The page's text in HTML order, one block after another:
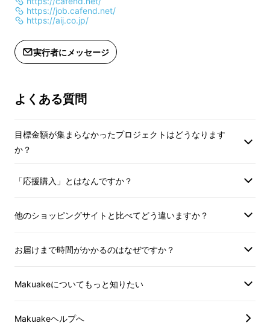
イメージする美味しいコーヒーを表現すべく、
どの店舗にもオリジナルのブレンドコーヒーの
製造を依頼しました。
は味わうことが出来ない何重にも重なり合った
ような重厚な味わいのハーモニーを楽しんでい
https://job.cafend.net/
https://aij.co.jp/
実行者にメッセージ
よくある質問
目標金額が集まらなかったプロジェクトはどうなります
か？
「応援購入」とはなんですか？
他のショッピングサイトと比べてどう違いますか？
お届けまで時間がかかるのはなぜですか？
Makuakeについてもっと知りたい
Makuakeヘルプへ